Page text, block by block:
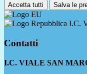
Accetta tutti Salva le
I.C.
Contatti
I.C. VIALE SAN